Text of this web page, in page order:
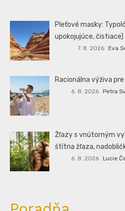
Pleťové masky:
upokojujúce,
7. 8. 2026 Eva
Racionálna výživa
6. 8. 2026 Petra
Žľazy s vnútorným
štítna žľaza,
6. 8. 2026 Lucie